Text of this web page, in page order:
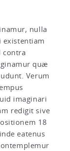
nulla
contra
quæ
Verum
imaginari
redigit sive
18
eatenus